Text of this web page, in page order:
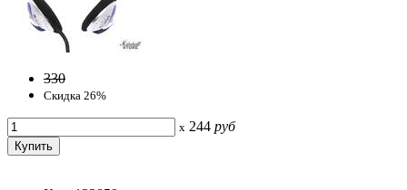
330
Скидка 26%
x 244 руб